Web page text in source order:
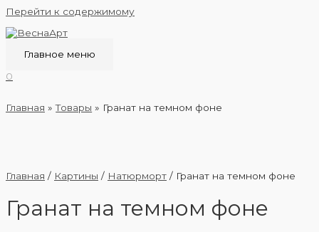
Перейти к содержимому
Главное меню
0
Главная Товары Гранат на темном фоне
Главная / Картины / Натюрморт / Гранат на темном фоне
Гранат на темном фоне